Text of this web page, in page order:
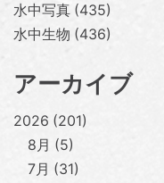
水中写真 435
水中生物 436
アーカイブ
2026 201
8月
5
7月
31